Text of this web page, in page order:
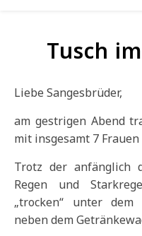
Tusch
Liebe Sangesbrüder,
am gestrigen Abend
mit insgesamt 7
Trotz der anfänglich
Regen und
„trocken“ unter
neben dem